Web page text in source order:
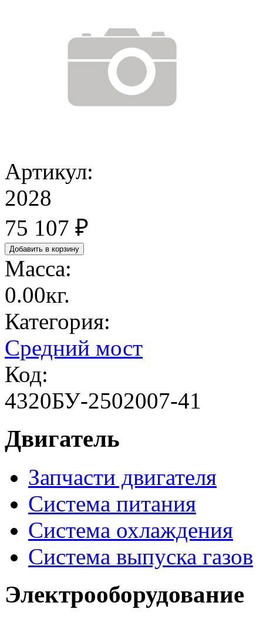
Артикул:
2028
75 107 ₽
Масса:
0.00кг.
Категория:
Средний мост
Код:
4320БУ-2502007-41
Двигатель
Запчасти двигателя
Система питания
Система охлаждения
Система выпуска газов
Электрооборудование